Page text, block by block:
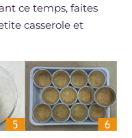
ce temps, faites
casserole et